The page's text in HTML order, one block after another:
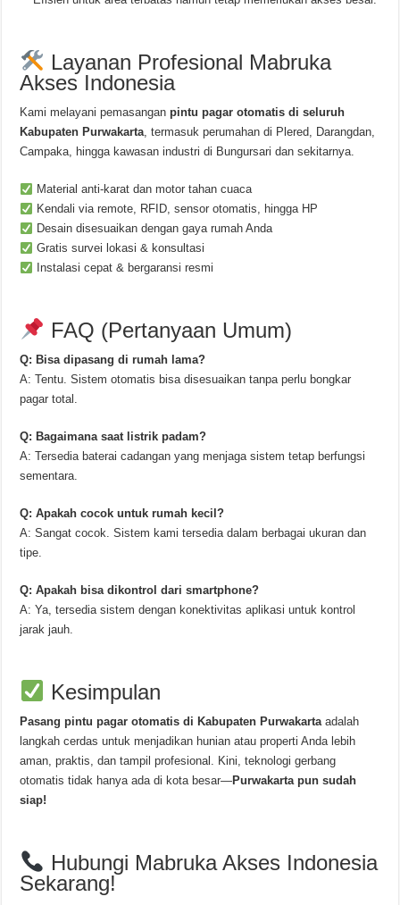
Layanan Profesional Mabruka
Akses Indonesia
Kami melayani pemasanganpintu pagar otomatis di seluruh
Kabupaten Purwakarta, termasuk perumahan di Plered, Darangdan,
Campaka, hingga kawasan industri di Bungursari dan sekitarnya.
Material anti-karat dan motor tahan cuaca
Kendali via remote, RFID, sensor otomatis, hingga HP
Desain disesuaikan dengan gaya rumah Anda
Gratis survei lokasi & konsultasi
Instalasi cepat & bergaransi resmi
FAQ (Pertanyaan Umum)
Q: Bisa dipasang di rumah lama?
A: Tentu. Sistem otomatis bisa disesuaikan tanpa perlu bongkar
pagar total.
Q: Bagaimana saat listrik padam?
A: Tersedia baterai cadangan yang menjaga sistem tetap berfungsi
sementara.
Q: Apakah cocok untuk rumah kecil?
A: Sangat cocok. Sistem kami tersedia dalam berbagai ukuran dan
tipe.
Q: Apakah bisa dikontrol dari smartphone?
A: Ya, tersedia sistem dengan konektivitas aplikasi untuk kontrol
jarak jauh.
Kesimpulan
Pasang pintu pagar otomatis di Kabupaten Purwakarta adalah
langkah cerdas untuk menjadikan hunian atau properti Anda lebih
aman, praktis, dan tampil profesional. Kini, teknologi gerbang
otomatis tidak hanya ada di kota besar—Purwakarta pun sudah
siap!
Hubungi Mabruka Akses Indonesia
Sekarang!